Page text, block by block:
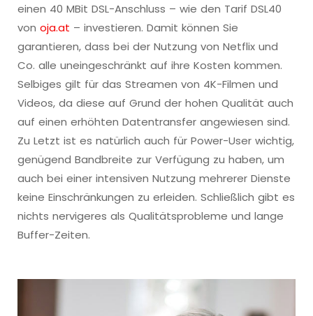
einen 40 MBit DSL-Anschluss – wie den Tarif DSL40
von oja.at – investieren. Damit können Sie
garantieren, dass bei der Nutzung von Netflix und
Co. alle uneingeschränkt auf ihre Kosten kommen.
Selbiges gilt für das Streamen von 4K-Filmen und
Videos, da diese auf Grund der hohen Qualität auch
auf einen erhöhten Datentransfer angewiesen sind.
Zu Letzt ist es natürlich auch für Power-User wichtig,
genügend Bandbreite zur Verfügung zu haben, um
auch bei einer intensiven Nutzung mehrerer Dienste
keine Einschränkungen zu erleiden. Schließlich gibt es
nichts nervigeres als Qualitätsprobleme und lange
Buffer-Zeiten.